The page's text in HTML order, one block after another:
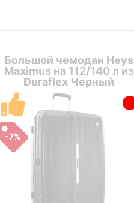
Большой чемодан Heys
Maximus на 112/140 л из
Duraflex Черный
-7%